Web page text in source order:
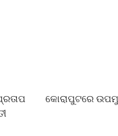
କୋରାପୁଟରେ